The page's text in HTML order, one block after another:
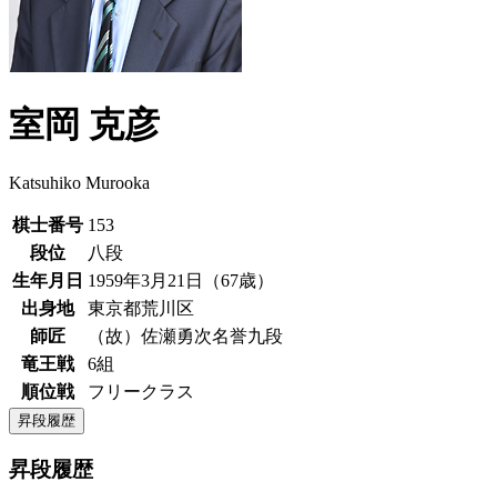
室岡 克彦
Katsuhiko Murooka
棋士番号 153
段位
八段
生年月日 1959年3月21日（67歳）
出身地
東京都荒川区
師匠
（故）佐瀬勇次名誉九段
竜王戦
6組
順位戦
フリークラス
昇段履歴
昇段履歴